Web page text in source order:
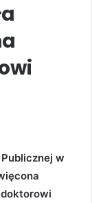
w
doktorowi